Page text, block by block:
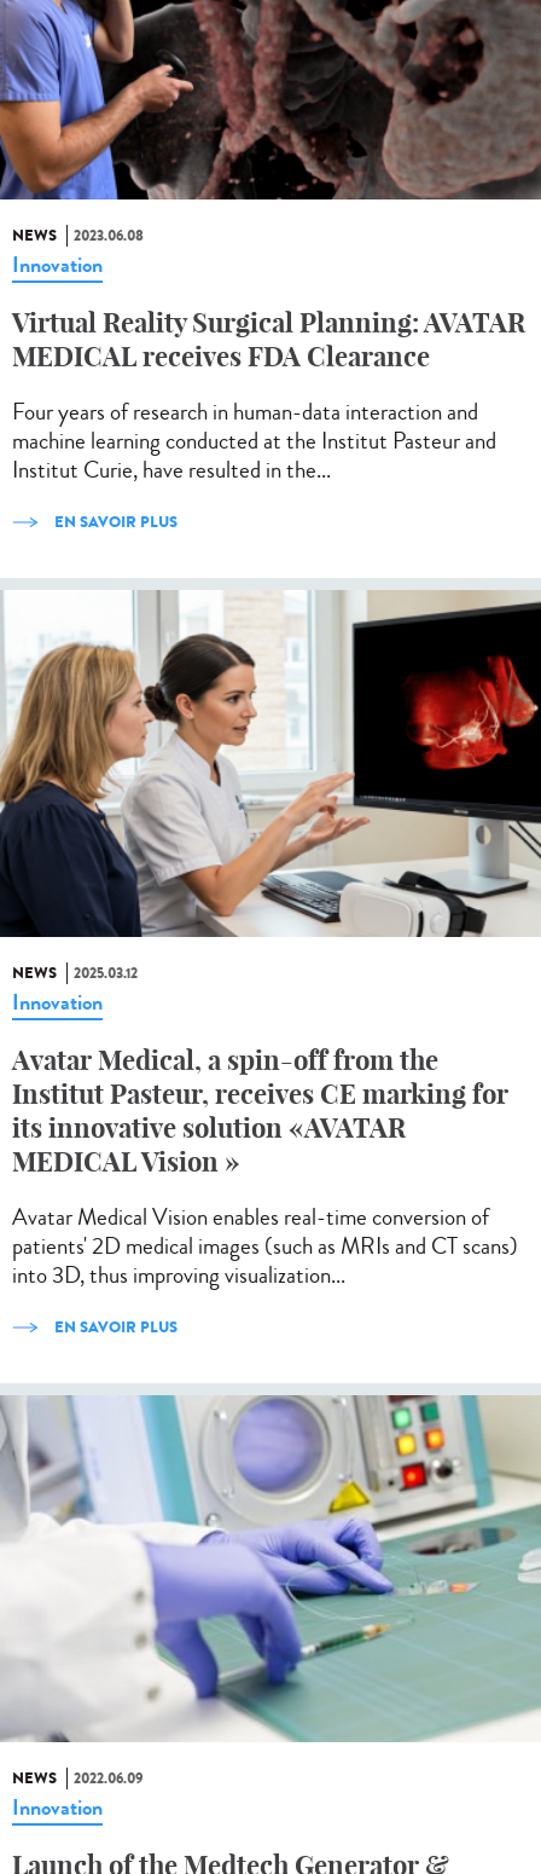
NEWS 2023.06.08
Innovation
Virtual Reality Surgical Planning: AVATAR
MEDICAL receives FDA Clearance
Four years of research in human-data interaction and
machine learning conducted at the Institut Pasteur and
Institut Curie, have resulted in the...
EN SAVOIR PLUS
NEWS 2025.03.12
Innovation
Avatar Medical, a spin-off from the
Institut Pasteur, receives CE marking for
its innovative solution «AVATAR
MEDICAL Vision »
Avatar Medical Vision enables real-time conversion of
patients' 2D medical images (such as MRIs and CT scans)
into 3D, thus improving visualization...
EN SAVOIR PLUS
NEWS 2022.06.09
Innovation
Launch of the Medtech Generator &